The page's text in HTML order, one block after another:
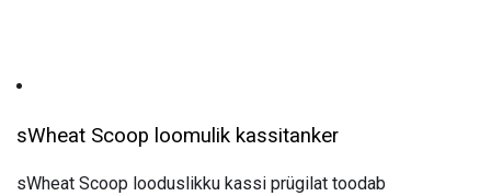
sWheat Scoop loomulik kassitanker
sWheat Scoop looduslikku kassi prügilat toodab